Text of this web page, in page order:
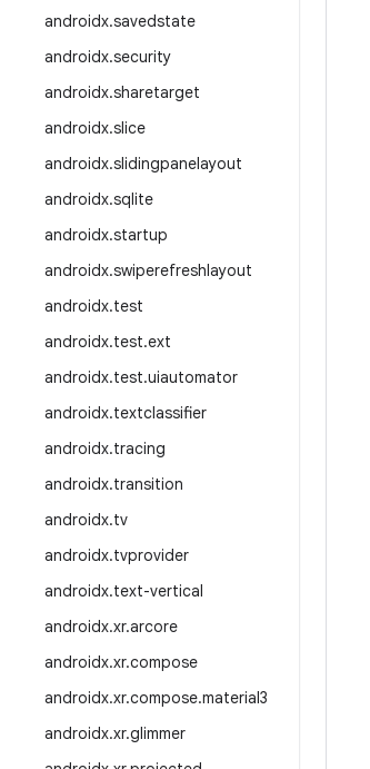
androidx.savedstate
androidx.security
androidx.sharetarget
androidx.slice
androidx.slidingpanelayout
androidx.sqlite
androidx.startup
androidx.swiperefreshlayout
androidx.test
androidx.test.ext
androidx.test.uiautomator
androidx.textclassifier
androidx.tracing
androidx.transition
androidx.tv
androidx.tvprovider
androidx.text-vertical
androidx.xr.arcore
androidx.xr.compose
androidx.xr.compose.material3
androidx.xr.glimmer